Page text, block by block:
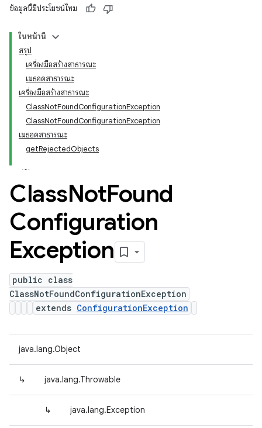
ข้อมูลนี้มีประโยชน์ไหม
ในหน้านี้
สรุป
เครื่องมือสร้างสาธารณะ
เมธอดสาธารณะ
เครื่องมือสร้างสาธารณะ
ClassNotFoundConfigurationException
ClassNotFoundConfigurationException
เมธอดสาธารณะ
getRejectedObjects
ClassNotFound
Configuration
Exception
public class
ClassNotFoundConfigurationException
extends ConfigurationException
java.lang.Object
↳ java.lang.Throwable
↳ java.lang.Exception